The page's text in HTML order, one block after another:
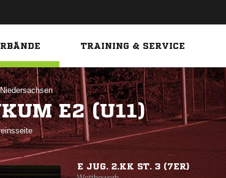
TRAINING & SERVICE
Niedersachsen
E2 (U11)
E JUG. 2.KK ST. 3 (7ER)